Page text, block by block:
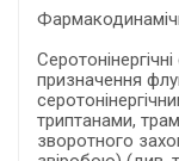
призначення
триптанами,
зворотного